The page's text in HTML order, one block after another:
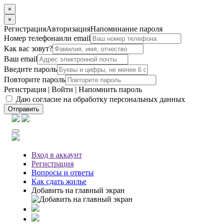
×
×
РегистрацияАвторизацияНапоминание пароля
Номер телефонаили email
Как вас зовут?
Ваш email
Введите пароль
Повторите пароль
Регистрация | Войти | Напомнить пароль
Даю согласие на обработку персональных данных
Отправить
Вход в аккаунт
Регистрация
Вопросы и ответы
Как сдать жилье
Добавить на главный экран